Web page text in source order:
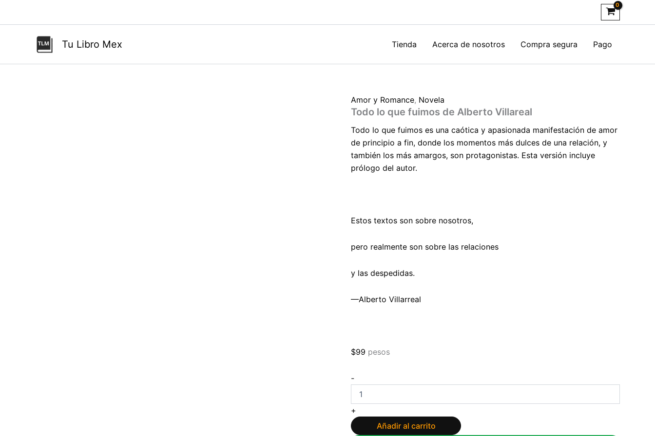
Tu Libro Mex Tienda Acerca de nosotros Compra segura Pago
Amor y Romance, Novela
Todo lo que fuimos de Alberto Villareal
Todo lo que fuimos es una caótica y apasionada manifestación de amor
de principio a fin, donde los momentos más dulces de una relación, y
también los más amargos, son protagonistas. Esta versión incluye
prólogo del autor.
Estos textos son sobre nosotros,
pero realmente son sobre las relaciones
y las despedidas.
—Alberto Villarreal
$99 pesos
-
lo
que
fuimos
de
Villareal
+
Añadir al carrito
cantidad